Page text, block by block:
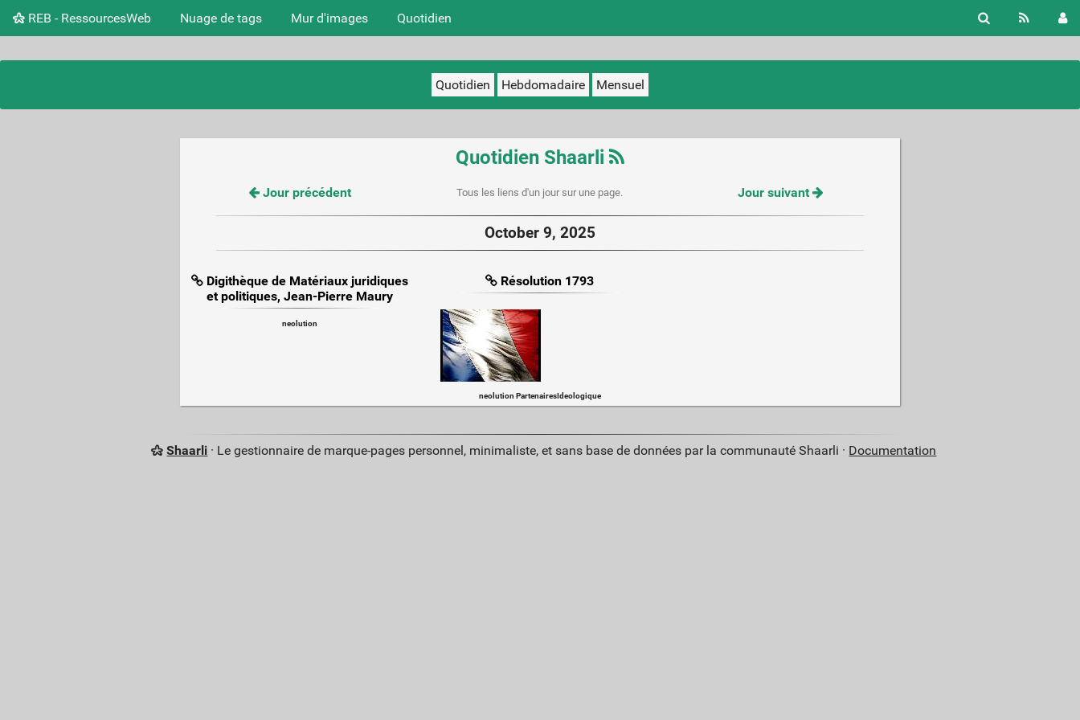
REB - RessourcesWeb Nuage de tags Mur d'images Quotidien
Quotidien Hebdomadaire Mensuel
Quotidien Shaarli
Jour précédent Tous les liens d'un jour sur une page. Jour suivant
October 9, 2025
Digithèque de Matériaux juridiques
et politiques, Jean-Pierre Maury
neolution
Résolution 1793
neolution PartenairesIdeologique
Shaarli · Le gestionnaire de marque-pages personnel, minimaliste, et sans base de données par la communauté Shaarli · Documentation